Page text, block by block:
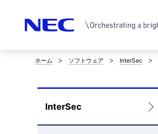
サ
イ
ト
内
ホーム ソフトウェア InterSec
ロ
ー
InterSec